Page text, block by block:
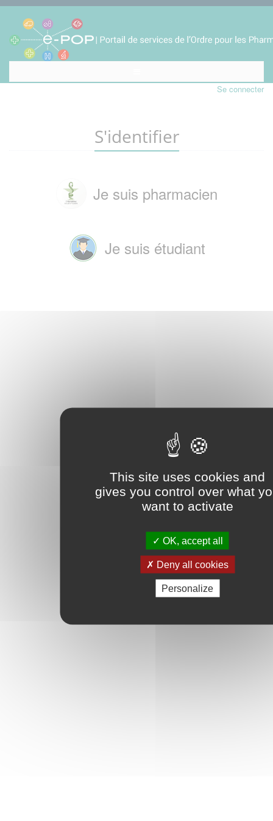
This site uses cookies and
gives you control over what
want to activate
OK, accept all
Deny all cookies
Personalize
Se connecter
S'identifier
Je suis pharmacien
Je suis étudiant